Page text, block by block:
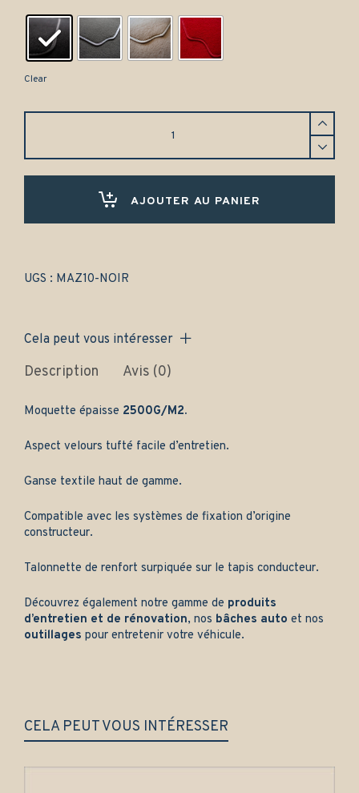
Clear
classique
AJOUTER AU PANIER
UGS : MAZ10-NOIR
Cela peut vous intéresser
Description Avis (0)
Moquette épaisse 2500G/M2.
Aspect velours tufté facile d’entretien.
Ganse textile haut de gamme.
Compatible avec les systèmes de fixation d’origine
constructeur.
Talonnette de renfort surpiquée sur le tapis conducteur.
Découvrez également notre gamme de produits
d’entretien et de rénovation, nos bâches auto et nos
outillages pour entretenir votre véhicule.
CELA PEUT VOUS INTÉRESSER